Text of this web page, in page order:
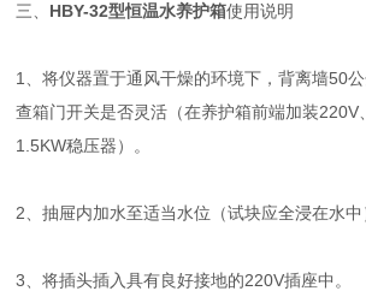
三、 HBY-32型恒温水养护箱使用说明
1、将仪器置于通风干燥的环境下，背离墙50
查箱门开关是否灵活（在养护箱前端加装220V、
1.5KW稳压器）。
2、抽屉内加水至适当水位（试块应全浸在水中
3、将插头插入具有良好接地的220V插座中。